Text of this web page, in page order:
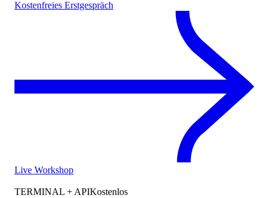
Kostenfreies Erstgespräch
Live Workshop
TERMINAL + APIKostenlos